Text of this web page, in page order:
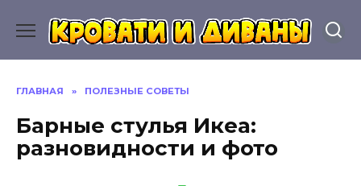
содержанию
ГЛАВНАЯ » ПОЛЕЗНЫЕ СОВЕТЫ
Барные стулья Икеа:
разновидности и фото